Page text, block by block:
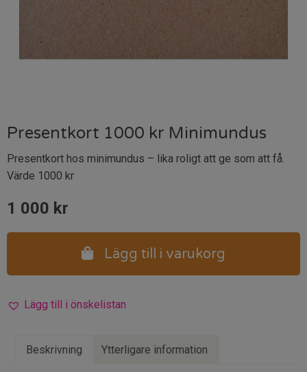
Presentkort 1000 kr Minimundus
Presentkort hos minimundus – lika roligt att ge som att få.
Värde 1000 kr
1 000 kr
Lägg till i varukorg
Lägg till i önskelistan
Beskrivning Ytterligare information